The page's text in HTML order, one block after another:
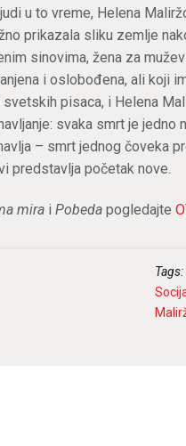
u to vreme, Helena
prikazala sliku zemlje
sinovima, žena za
i oslobođena, ali koji
pisaca, i Helena
svaka smrt je
– smrt jednog čoveka
predstavlja početak nove.
mirai Pobedapogledajte
Tags: